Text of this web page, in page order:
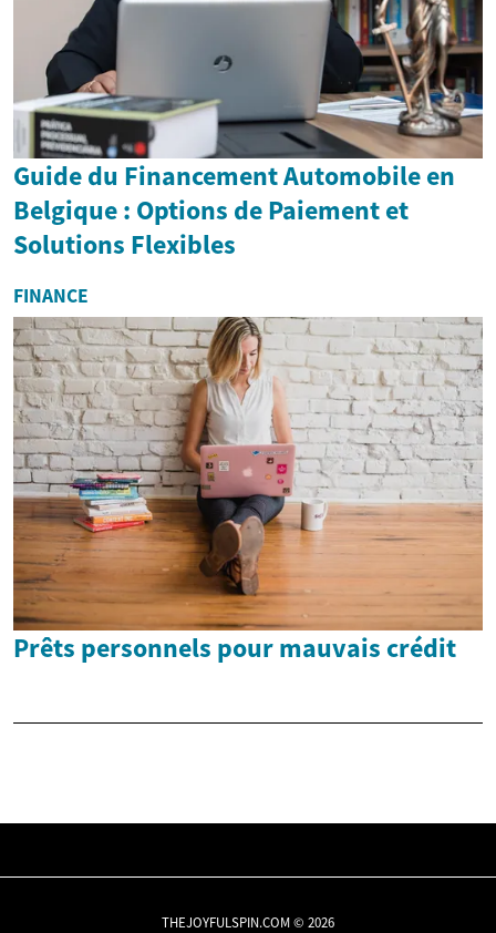
Guide du Financement Automobile en
Belgique : Options de Paiement et
Solutions Flexibles
FINANCE
Prêts personnels pour mauvais crédit
THEJOYFULSPIN.COM © 2026